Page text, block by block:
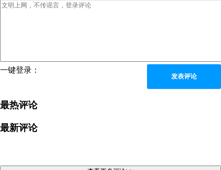
一键登录：
发表评论
最热评论
最新评论